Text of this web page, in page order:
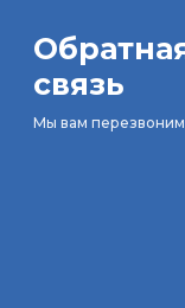
связь
Мы вам перезвоним